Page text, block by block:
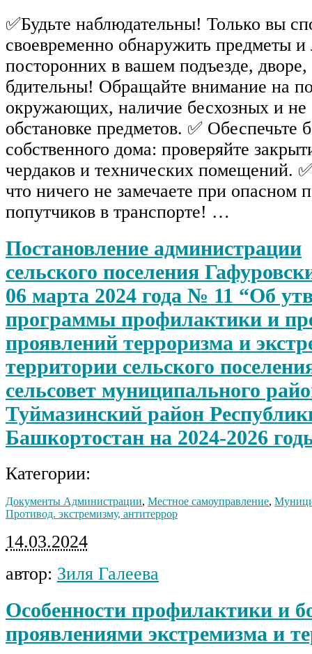
✅Будьте наблюдательны! Только вы
своевременно обнаружить предметы
посторонних в вашем подъезде, дворе,
бдительны! Обращайте внимание на
окружающих, наличие бесхозных и не
обстановке предметов. ✅ Обеспечьте
собственного дома: проверяйте
чердаков и технических помещений.
что ничего не замечаете при опасном
попутчиков в транспорте! …
Постановление администрации
сельского поселения
06 марта 2024 года № 11 “Об
программы профилактики и
проявлений терроризма и
территории сельского
сельсовет муниципального
Туймазинский район
Башкортостан на 2024-2026
Категории:
Документы Администрации, Местное самоуправление,
Противод. экстремизму, антитеррор
14.03.2024
автор: Зиля Галеева
Особенности профилактики и
проявлениями экстремизма и